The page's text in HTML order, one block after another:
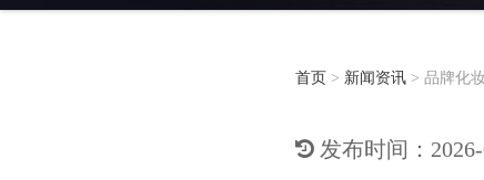
首页 > 新闻资讯 > 品牌化
发布时间：